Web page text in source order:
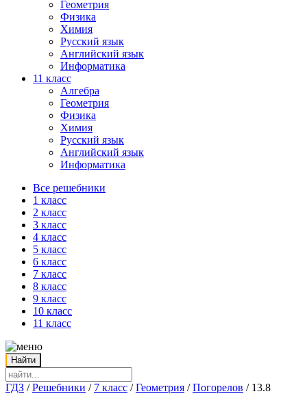
Геометрия
Физика
Химия
Русский язык
Английский язык
Информатика
11 класс
Алгебра
Геометрия
Физика
Химия
Русский язык
Английский язык
Информатика
Все решебники
1 класс
2 класс
3 класс
4 класс
5 класс
6 класс
7 класс
8 класс
9 класс
10 класс
11 класс
ГДЗ / Решебники / 7 класс / Геометрия / Погорелов / 13.8